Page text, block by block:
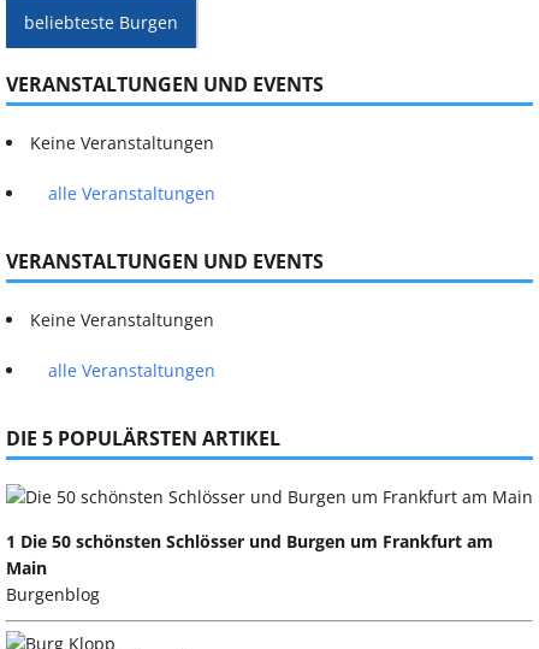
beliebteste Burgen
VERANSTALTUNGEN UND EVENTS
Keine Veranstaltungen
alle Veranstaltungen
VERANSTALTUNGEN UND EVENTS
Keine Veranstaltungen
alle Veranstaltungen
DIE 5 POPULÄRSTEN ARTIKEL
1 Die 50 schönsten Schlösser und Burgen um Frankfurt am
Main
Burgenblog